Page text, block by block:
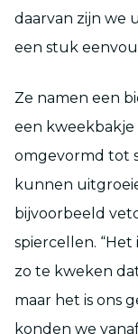
daarvan zijn we
een stuk
Ze namen een
een
omgevormd tot
kunnen
bijvoorbeeld
spiercellen.
zo te kweken
maar het is ons
konden we